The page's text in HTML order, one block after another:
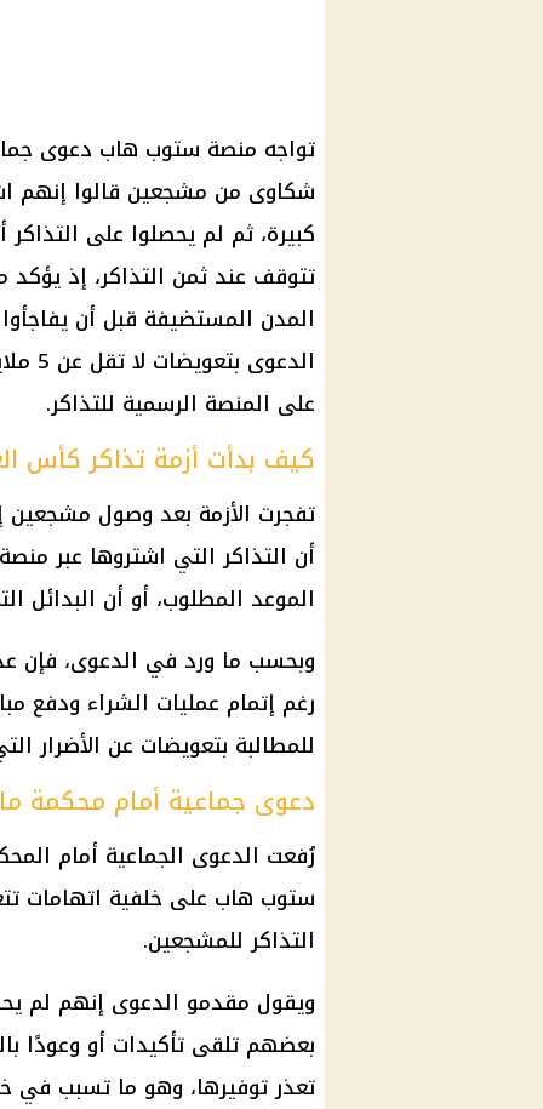
تواجه منصة ستوب هاب دعوى
كبيرة، ثم لم يحصلوا على التذاكر
تتوقف عند ثمن التذاكر، إذ
المدن المستضيفة قبل أن
على المنصة الرسمية للتذاكر.
كيف بدأت أزمة تذاكر كأس
أن التذاكر التي اشتروها عبر
الموعد المطلوب، أو أن البدائل
وبحسب ما ورد في الدعوى، فإن
رغم إتمام عمليات الشراء ودفع
للمطالبة بتعويضات عن الأضرار
دعوى جماعية أمام محكمة
رُفعت الدعوى الجماعية أمام
ستوب هاب على خلفية اتهامات
التذاكر للمشجعين.
ويقول مقدمو الدعوى إنهم لم
بعضهم تلقى تأكيدات أو وعودًا
تعذر توفيرها، وهو ما تسبب في